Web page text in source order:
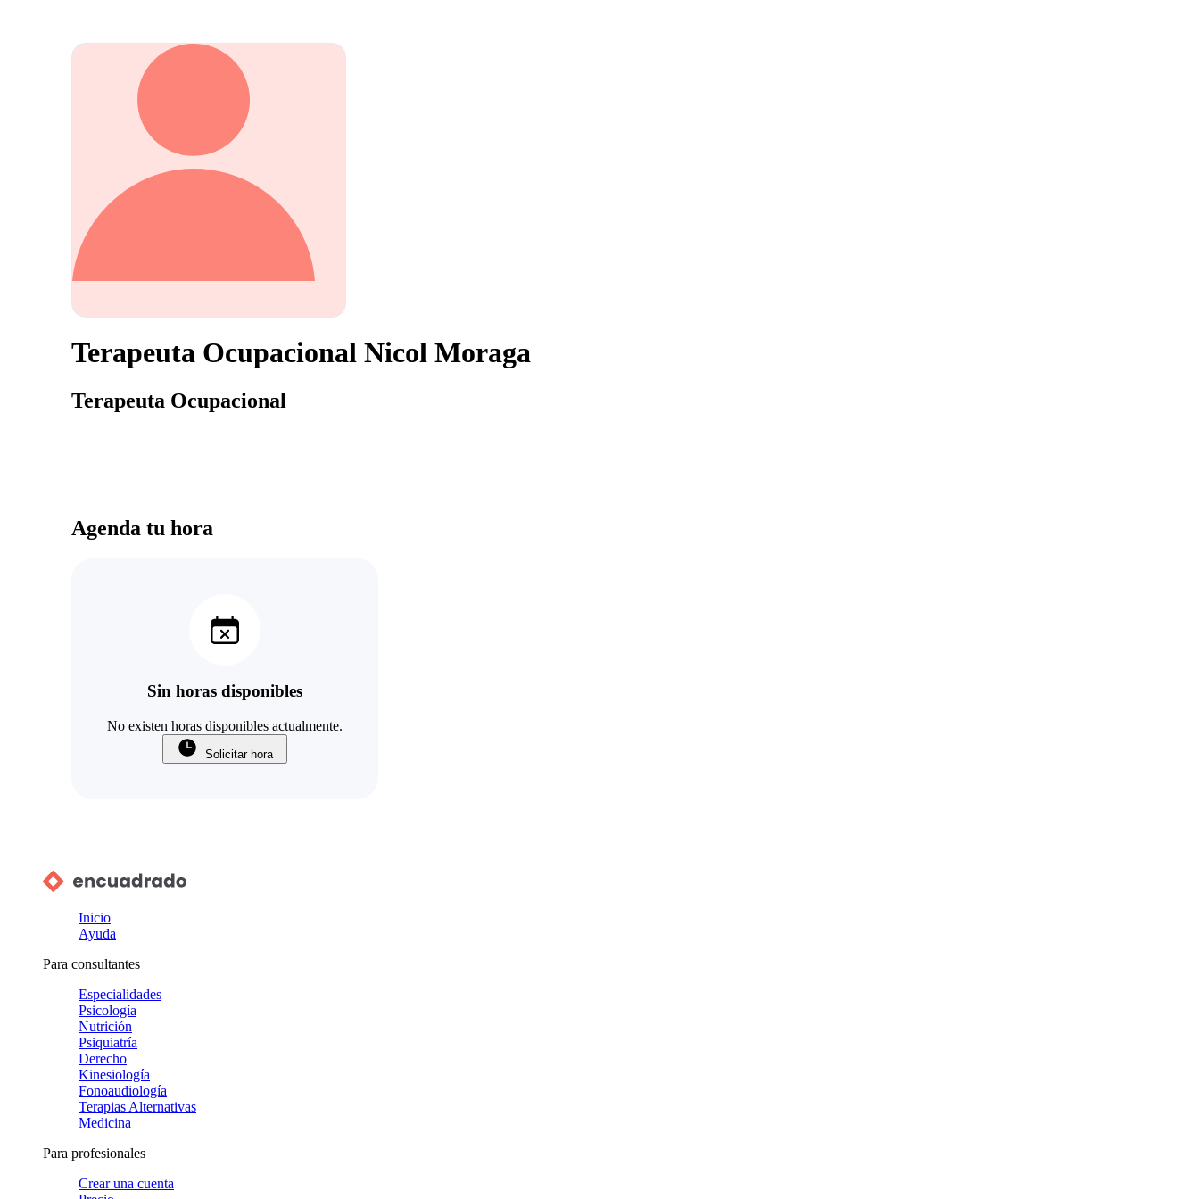
Terapeuta Ocupacional Nicol Moraga
Terapeuta Ocupacional
Agenda tu hora
Sin horas disponibles
No existen horas disponibles actualmente.
Solicitar hora
Inicio
Ayuda
Para consultantes
Especialidades
Psicología
Nutrición
Psiquiatría
Derecho
Kinesiología
Fonoaudiología
Terapias Alternativas
Medicina
Para profesionales
Crear una cuenta